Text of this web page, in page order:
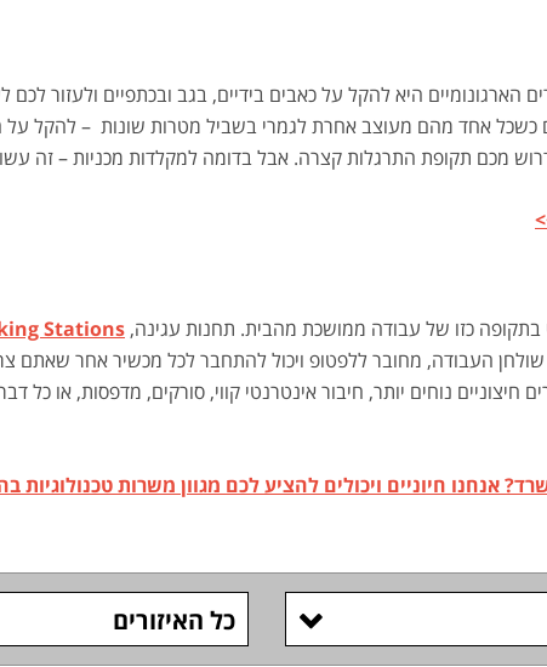
היא להקל על כאבים בידיים, בגב ובכתפיים ולעזור
כשכל אחד מהם מעוצב אחרת לגמרי בשביל מטרות שונות – להקל
מכם תקופת התרגלות קצרה. אבל בדומה למקלדות מכניות – זה
בתקופה כזו של עבודה ממושכת מהבית. תחנות עגינה, Stations
העבודה, מחובר ללפטופ ויכול להתחבר לכל מכשיר אחר שאתם
חיצוניים נוחים יותר, חיבור אינטרנטי קווי, סורקים, מדפסות, או
אנחנו חיוניים ויכולים להציע לכם מגוון משרות טכנולוגיות
כל האיזורים